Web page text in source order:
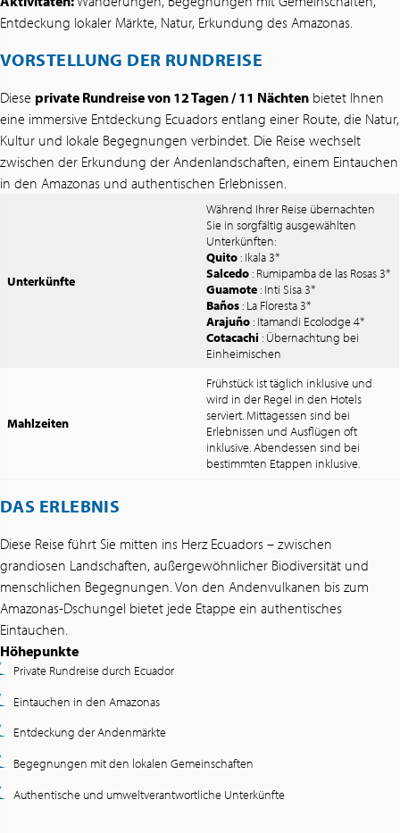
Entdeckung lokaler Märkte, Natur, Erkundung des Amazonas.
VORSTELLUNG DER RUNDREISE
Diese private Rundreise von 12 Tagen / 11 Nächten bietet Ihnen
eine immersive Entdeckung Ecuadors entlang einer Route, die Natur,
Kultur und lokale Begegnungen verbindet. Die Reise wechselt
zwischen der Erkundung der Andenlandschaften, einem Eintauchen
in den Amazonas und authentischen Erlebnissen.
Unterkünfte
Während Ihrer Reise übernachten
Sie in sorgfältig ausgewählten
Unterkünften:
Quito: Ikala 3*
Salcedo: Rumipamba de las Rosas 3*
Guamote: Inti Sisa 3*
Baños: La Floresta 3*
Arajuño: Itamandi Ecolodge 4*
Cotacachi : Übernachtung bei
Einheimischen
Mahlzeiten
Frühstück ist täglich inklusive und
wird in der Regel in den Hotels
serviert. Mittagessen sind bei
Erlebnissen und Ausflügen oft
inklusive. Abendessen sind bei
bestimmten Etappen inklusive.
DAS ERLEBNIS
Diese Reise führt Sie mitten ins Herz Ecuadors – zwischen
grandiosen Landschaften, außergewöhnlicher Biodiversität und
menschlichen Begegnungen. Von den Andenvulkanen bis zum
Amazonas-Dschungel bietet jede Etappe ein authentisches
Eintauchen.
Höhepunkte
Private Rundreise durch Ecuador
Eintauchen in den Amazonas
Entdeckung der Andenmärkte
Begegnungen mit den lokalen Gemeinschaften
Authentische und umweltverantwortliche Unterkünfte